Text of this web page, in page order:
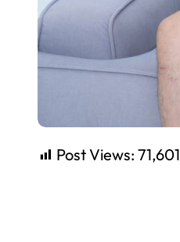
Post Views: 71,601